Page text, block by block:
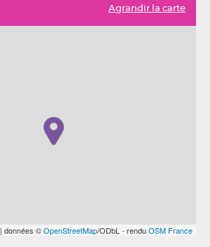
Agrandir la carte
| données ©OpenStreetMap/ODbL - renduOSM France